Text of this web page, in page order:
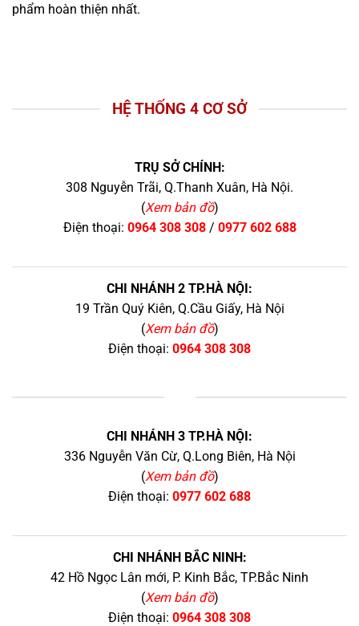
phẩm hoàn thiện nhất.
HỆ THỐNG 4 CƠ SỞ
TRỤ SỞ CHÍNH:
308 Nguyễn Trãi, Q.Thanh Xuân, Hà Nội.
(Xem bản đồ)
Điện thoại: 0964 308 308/ 0977 602 688
CHI NHÁNH 2 TP.HÀ NỘI:
19 Trần Quý Kiên, Q.Cầu Giấy, Hà Nội
(Xem bản đồ)
Điện thoại: 0964 308 308
CHI NHÁNH 3 TP.HÀ NỘI:
336 Nguyễn Văn Cừ, Q.Long Biên, Hà Nội
(Xem bản đồ)
Điện thoại: 0977 602 688
CHI NHÁNH BẮC NINH:
42 Hồ Ngọc Lân mới, P. Kinh Bắc, TP.Bắc Ninh
(Xem bản đồ)
Điện thoại: 0964 308 308